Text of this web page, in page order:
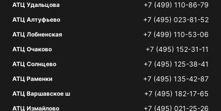
АТЦ Удальцова +7 (499) 110-86-79
АТЦ Алтуфьево +7 (495) 023-81-52
АТЦ Лобненская +7 (499) 110-53-06
АТЦ Очаково +7 (495) 152-31-11
АТЦ Солнцево +7 (495) 125-38-41
АТЦ Раменки +7 (495) 135-42-87
АТЦ Варшавское ш +7 (495) 182-17-65
АТЦ Измайлово +7 (495) 021-25-26